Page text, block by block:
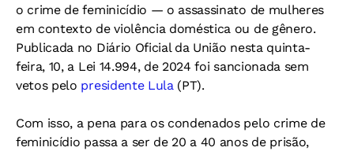
o crime de feminicídio — o assassinato de mulheres
em contexto de violência doméstica ou de gênero.
Publicada no Diário Oficial da União nesta quinta-
feira, 10, a Lei 14.994, de 2024 foi sancionada sem
vetos pelo presidente Lula(PT).
Com isso, a pena para os condenados pelo crime de
feminicídio passa a ser de 20 a 40 anos de prisão,